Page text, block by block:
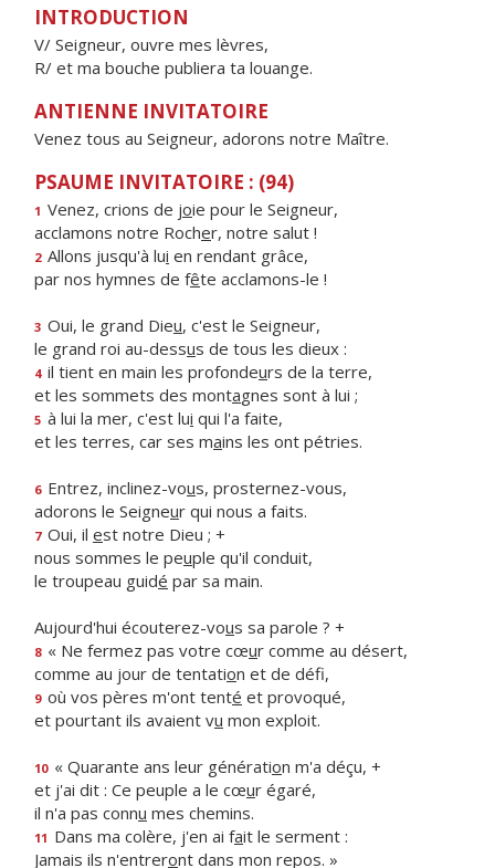
INTRODUCTION
V/ Seigneur, ouvre mes lèvres,
R/ et ma bouche publiera ta louange.
ANTIENNE INVITATOIRE
Venez tous au Seigneur, adorons notre Maître.
PSAUME INVITATOIRE : (94)
1 Venez, crions de joie pour le Seigneur,
acclamons notre Rocher, notre salut !
2 Allons jusqu'à lui en rendant grâce,
par nos hymnes de fête acclamons-le !
3 Oui, le grand Dieu, c'est le Seigneur,
le grand roi au-dessus de tous les dieux :
4 il tient en main les profondeurs de la terre,
et les sommets des montagnes sont à lui ;
5 à lui la mer, c'est lui qui l'a faite,
et les terres, car ses mains les ont pétries.
6 Entrez, inclinez-vous, prosternez-vous,
adorons le Seigneur qui nous a faits.
7 Oui, il est notre Dieu ; +
nous sommes le peuple qu'il conduit,
le troupeau guidé par sa main.
Aujourd'hui écouterez-vous sa parole ? +
8 « Ne fermez pas votre cœur comme au désert,
comme au jour de tentation et de défi,
9 où vos pères m'ont tenté et provoqué,
et pourtant ils avaient vu mon exploit.
10 « Quarante ans leur génération m'a déçu, +
et j'ai dit : Ce peuple a le cœur égaré,
il n'a pas connu mes chemins.
11 Dans ma colère, j'en ai fait le serment :
Jamais ils n'entreront dans mon repos. »